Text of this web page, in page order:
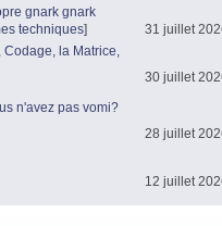
gnark gnark
techniques]
31 juillet
Codage, la Matrice,
30 juillet
n'avez pas vomi?
28 juillet
12 juillet